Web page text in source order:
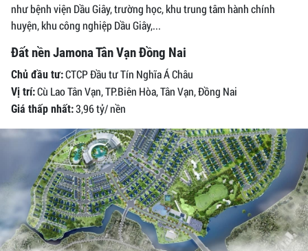
như bệnh viện Dầu Giây, trường học, khu trung tâm hành chính
huyện, khu công nghiệp Dầu Giây,...
Đất nền Jamona Tân Vạn Đồng Nai
Chủ đầu tư:CTCP Đầu tư Tín Nghĩa Á Châu
Vị trí:Cù Lao Tân Vạn, TP.Biên Hòa, Tân Vạn, Đồng Nai
Giá thấp nhất:3,96 tỷ/ nền